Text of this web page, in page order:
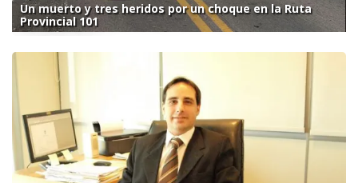
Un muerto y tres heridos por un choque en la Ruta
Provincial 101